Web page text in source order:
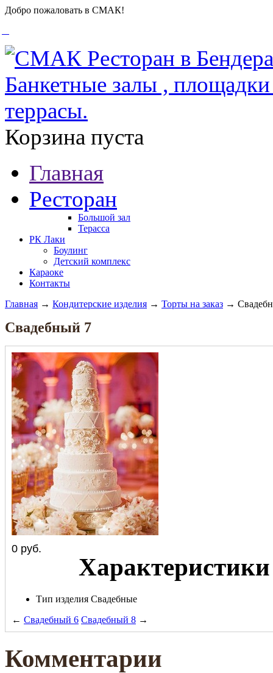
Добро пожаловать в СМАК!
Корзина пуста
Главная
Ресторан
Большой зал
Терасса
РК Лаки
Боулинг
Детский комплекс
Караоке
Контакты
Главная → Кондитерские изделия → Торты на заказ →
Свадебный 7
0 руб.
Характеристики
Тип изделия Свадебные
← Свадебный 6 Свадебный 8 →
Комментарии